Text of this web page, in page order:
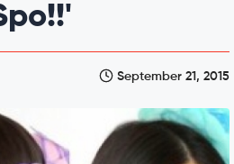
September 21, 2015